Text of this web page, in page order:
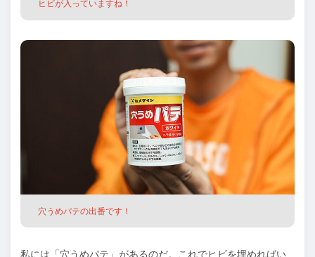
ヒビが入っていますね！
穴うめパテの出番です！
私には「穴うめパテ」があるのだ。これでヒビを埋めればい